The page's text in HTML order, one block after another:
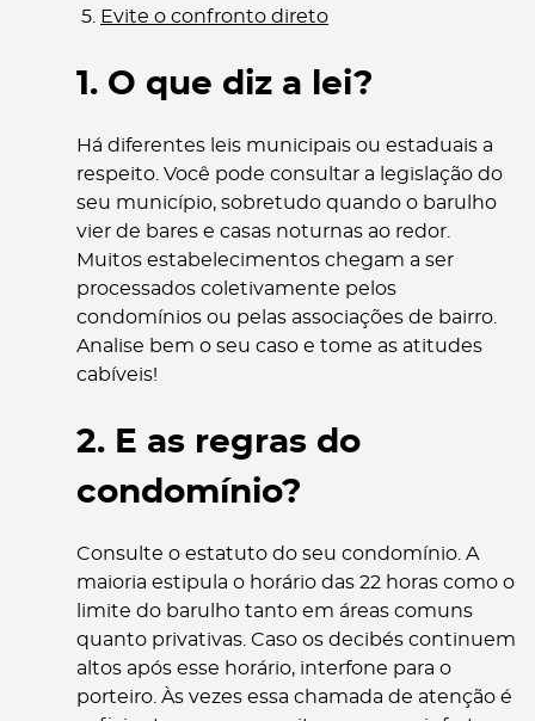
Evite o confronto direto
1. O que diz a lei?
Há diferentes leis municipais ou estaduais a
respeito. Você pode consultar a legislação do
seu município, sobretudo quando o barulho
vier de bares e casas noturnas ao redor.
Muitos estabelecimentos chegam a ser
processados coletivamente pelos
condomínios ou pelas associações de bairro.
Analise bem o seu caso e tome as atitudes
cabíveis!
2. E as regras do
condomínio?
Consulte o estatuto do seu condomínio. A
maioria estipula o horário das 22 horas como o
limite do barulho tanto em áreas comuns
quanto privativas. Caso os decibés continuem
altos após esse horário, interfone para o
porteiro. Às vezes essa chamada de atenção é